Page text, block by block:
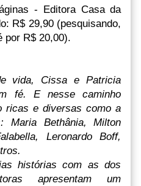
- Editora Casa da
R$ 29,90 (pesquisando,
por R$ 20,00).
vida, Cissa e Patricia
fé. E nesse caminho
ricas e diversas como a
Maria Bethânia, Milton
Leronardo Boff,
histórias com as dos
apresentam um